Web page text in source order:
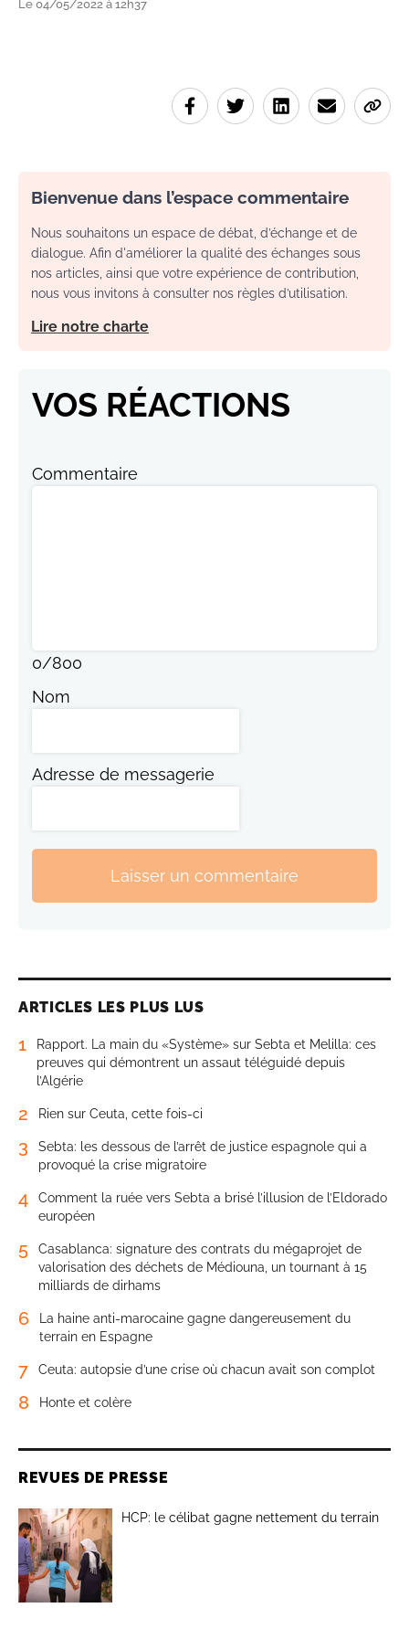
Le 04/05/2022 à 12h37
Bienvenue dans l’espace commentaire
Nous souhaitons un espace de débat, d’échange et de
dialogue. Afin d'améliorer la qualité des échanges sous
nos articles, ainsi que votre expérience de contribution,
nous vous invitons à consulter nos règles d’utilisation.
Lire notre charte
VOS RÉACTIONS
Commentaire
0/800
Nom
Adresse de messagerie
Laisser un commentaire
ARTICLES LES PLUS LUS
1
Rapport. La main du «Système» sur Sebta et Melilla: ces
preuves qui démontrent un assaut téléguidé depuis
l’Algérie
2 Rien sur Ceuta, cette fois-ci
3
Sebta: les dessous de l’arrêt de justice espagnole qui a
provoqué la crise migratoire
4
Comment la ruée vers Sebta a brisé l’illusion de l’Eldorado
européen
5
Casablanca: signature des contrats du mégaprojet de
valorisation des déchets de Médiouna, un tournant à 15
milliards de dirhams
6
La haine anti-marocaine gagne dangereusement du
terrain en Espagne
7 Ceuta: autopsie d’une crise où chacun avait son complot
8 Honte et colère
REVUES DE PRESSE
HCP: le célibat gagne nettement du terrain